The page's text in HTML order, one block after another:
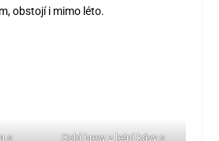
obstojí i mimo léto.
s Cold brew z letní kávy s